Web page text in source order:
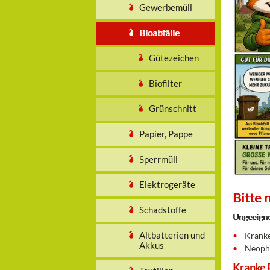
Gewerbemüll
Bioabfälle
Gütezeichen
Biofilter
Grünschnitt
Papier, Pappe
Sperrmüll
Elektrogeräte
Schadstoffe
Altbatterien und
Akkus
Bitte
Kranke